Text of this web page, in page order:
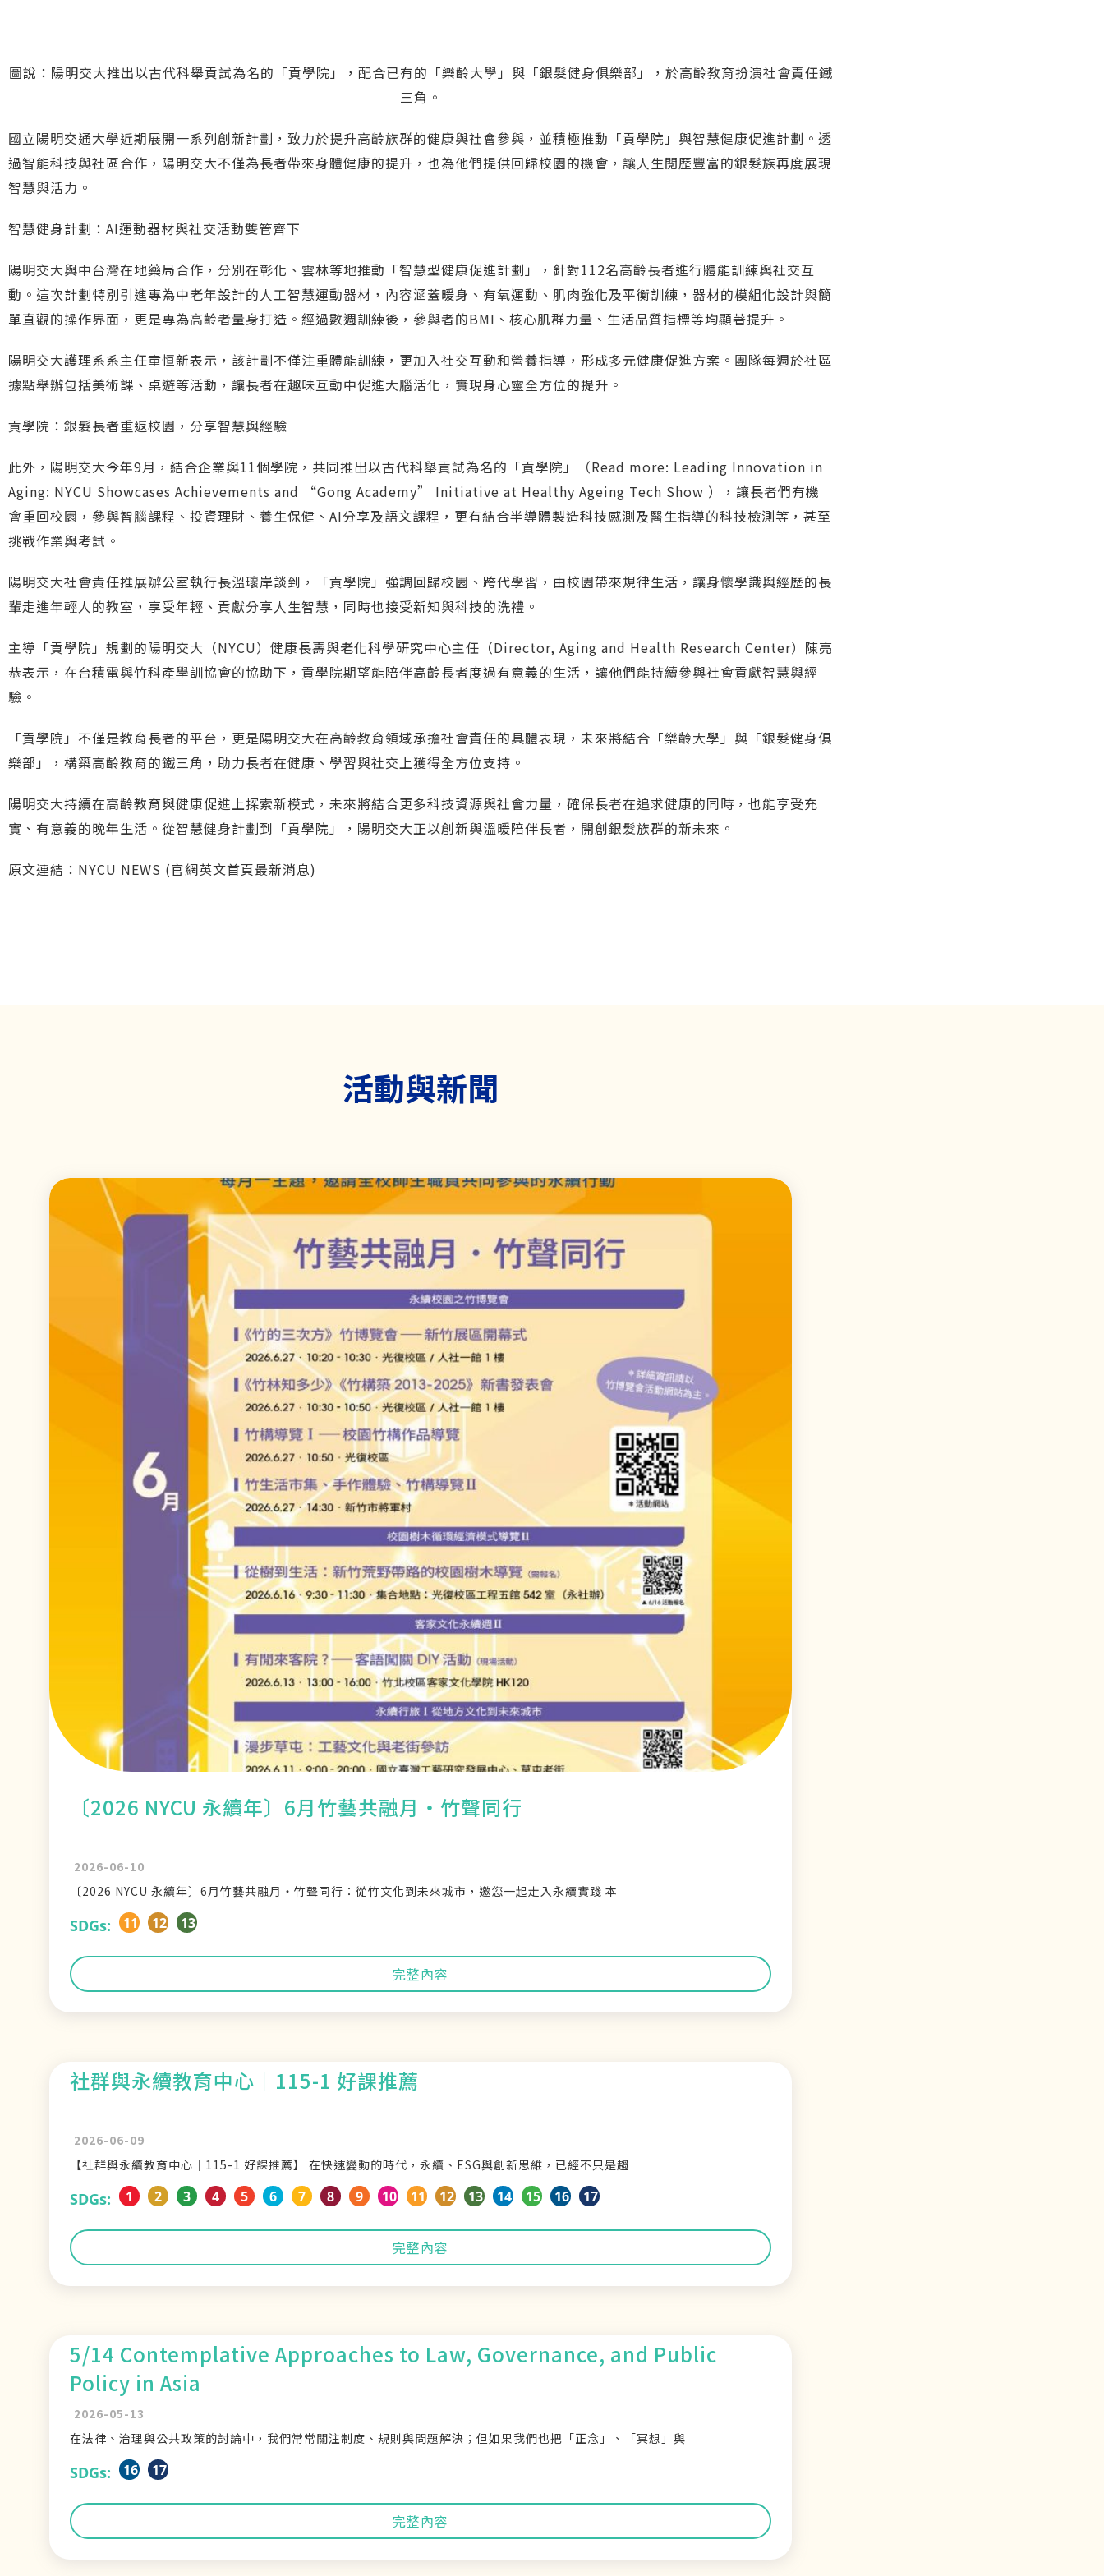
圖說：陽明交大推出以古代科舉貢試為名的「貢學院」，配合已有的「樂齡大學」與「銀髮健身俱樂部」，於高齡教育扮演社會責任鐵
三角。
國立陽明交通大學近期展開一系列創新計劃，致力於提升高齡族群的健康與社會參與，並積極推動「貢學院」與智慧健康促進計劃。透
過智能科技與社區合作，陽明交大不僅為長者帶來身體健康的提升，也為他們提供回歸校園的機會，讓人生閱歷豐富的銀髮族再度展現
智慧與活力。
智慧健身計劃：AI運動器材與社交活動雙管齊下
陽明交大與中台灣在地藥局合作，分別在彰化、雲林等地推動「智慧型健康促進計劃」，針對112名高齡長者進行體能訓練與社交互
動。這次計劃特別引進專為中老年設計的人工智慧運動器材，內容涵蓋暖身、有氧運動、肌肉強化及平衡訓練，器材的模組化設計與簡
單直觀的操作界面，更是專為高齡者量身打造。經過數週訓練後，參與者的BMI、核心肌群力量、生活品質指標等均顯著提升。
陽明交大護理系系主任童恒新表示，該計劃不僅注重體能訓練，更加入社交互動和營養指導，形成多元健康促進方案。團隊每週於社區
據點舉辦包括美術課、桌遊等活動，讓長者在趣味互動中促進大腦活化，實現身心靈全方位的提升。
貢學院：銀髮長者重返校園，分享智慧與經驗
此外，陽明交大今年9月，結合企業與11個學院，共同推出以古代科舉貢試為名的「貢學院」（Read more: Leading Innovation in
Aging: NYCU Showcases Achievements and “Gong Academy” Initiative at Healthy Ageing Tech Show ），讓長者們有機
會重回校園，參與智腦課程、投資理財、養生保健、AI分享及語文課程，更有結合半導體製造科技感測及醫生指導的科技檢測等，甚至
挑戰作業與考試。
陽明交大社會責任推展辦公室執行長溫瓌岸談到，「貢學院」強調回歸校園、跨代學習，由校園帶來規律生活，讓身懷學識與經歷的長
輩走進年輕人的教室，享受年輕、貢獻分享人生智慧，同時也接受新知與科技的洗禮。
主導「貢學院」規劃的陽明交大（NYCU）健康長壽與老化科學研究中心主任（Director, Aging and Health Research Center）陳亮
恭表示，在台積電與竹科產學訓協會的協助下，貢學院期望能陪伴高齡長者度過有意義的生活，讓他們能持續參與社會貢獻智慧與經
驗。
「貢學院」不僅是教育長者的平台，更是陽明交大在高齡教育領域承擔社會責任的具體表現，未來將結合「樂齡大學」與「銀髮健身俱
樂部」，構築高齡教育的鐵三角，助力長者在健康、學習與社交上獲得全方位支持。
陽明交大持續在高齡教育與健康促進上探索新模式，未來將結合更多科技資源與社會力量，確保長者在追求健康的同時，也能享受充
實、有意義的晚年生活。從智慧健身計劃到「貢學院」，陽明交大正以創新與溫暖陪伴長者，開創銀髮族群的新未來。
原文連結： NYCU NEWS (官網英文首頁最新消息)
活動與新聞
〔2026 NYCU 永續年〕6月竹藝共融月・竹聲同行
2026-06-10
〔2026 NYCU 永續年〕6月竹藝共融月・竹聲同行：從竹文化到未來城市，邀您一起走入永續實踐 本
SDGs: 11 12 13
完整內容
社群與永續教育中心｜115-1 好課推薦
2026-06-09
【社群與永續教育中心｜115-1 好課推薦】 在快速變動的時代，永續、ESG與創新思維，已經不只是趨
SDGs: 1 2 3 4 5 6 7 8 9 10 11 12 13 14 15 16 17
完整內容
5/14 Contemplative Approaches to Law, Governance, and Public
Policy in Asia
2026-05-13
在法律、治理與公共政策的討論中，我們常常關注制度、規則與問題解決；但如果我們也把「正念」、「冥想」與
SDGs: 16 17
完整內容